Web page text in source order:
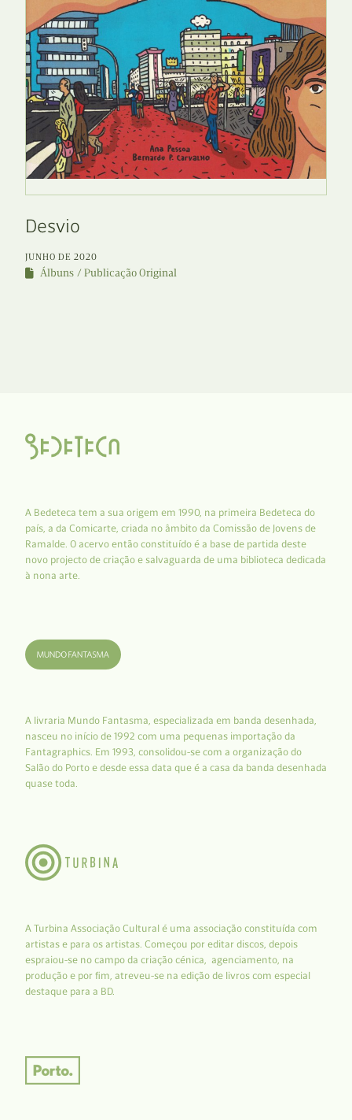
Desvio
JUNHO DE 2020
Álbuns Publicação Original
A Bedeteca tem a sua origem em 1990, na primeira Bedeteca do
país, a da Comicarte, criada no âmbito da Comissão de Jovens de
Ramalde. O acervo então constituído é a base de partida deste
novo projecto de criação e salvaguarda de uma biblioteca dedicada
à nona arte.
A livraria Mundo Fantasma, especializada em banda desenhada,
nasceu no início de 1992 com uma pequenas importação da
Fantagraphics. Em 1993, consolidou-se com a organização do
Salão do Porto e desde essa data que é a casa da banda desenhada
quase toda.
A Turbina Associação Cultural é uma associação constituída com
artistas e para os artistas. Começou por editar discos, depois
espraiou-se no campo da criação cénica, agenciamento, na
produção e por fim, atreveu-se na edição de livros com especial
destaque para a BD.